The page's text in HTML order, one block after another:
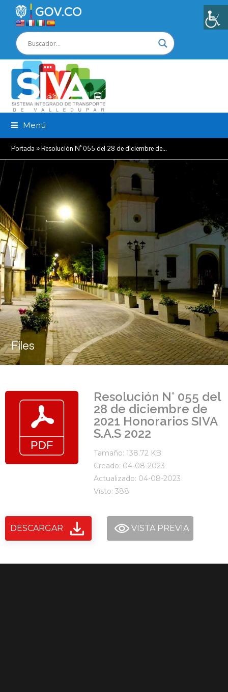
Menú
Portada »Resolución N° 055 del 28 de diciembre de…
Files
Resolución N° 055 del
28 de diciembre de
2021 Honorarios SIVA
S.A.S 2022
Tamaño: 138.72 KB
Creado: 04-08-2023
Actualizado: 04-08-2023
Visto: 388
DESCARGAR VISTA PREVIA